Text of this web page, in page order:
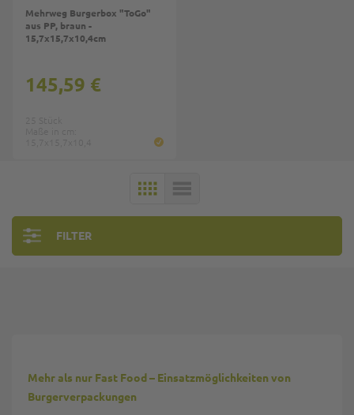
Mehrweg Burgerbox "ToGo"
aus PP, braun -
15,7x15,7x10,4cm
145,59 €
KACHELN
FILTER
Mehr als nur Fast Food – Einsatzmöglichkeiten von
Burgerverpackungen